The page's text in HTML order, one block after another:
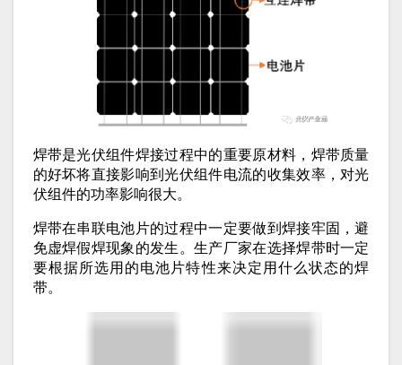
焊带是光伏组件焊接过程中的重要原材料，焊带质量
的好坏将直接影响到光伏组件电流的收集效率，对光
伏组件的功率影响很大。
焊带在串联电池片的过程中一定要做到焊接牢固，避
免虚焊假焊现象的发生。生产厂家在选择焊带时一定
要根据所选用的电池片特性来决定用什么状态的焊
带。